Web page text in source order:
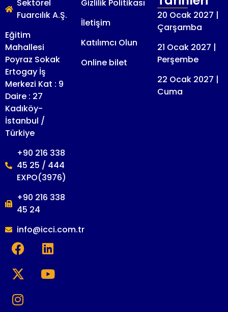
Sektörel
Fuarcılık A.Ş.
Eğitim
Mahallesi
Poyraz Sokak
Ertogay İş
Merkezi Kat : 9
Daire : 27
Kadıköy-
İstanbul /
Türkiye
+90 216 338
45 25 / 444
EXPO(3976)
+90 216 338
45 24
info@icci.com.tr
Gizlilik Politikası
İletişim
Katılımcı Olun
Online bilet
20 Ocak 2027 |
Çarşamba
21 Ocak 2027 |
Perşembe
22 Ocak 2027 |
Cuma